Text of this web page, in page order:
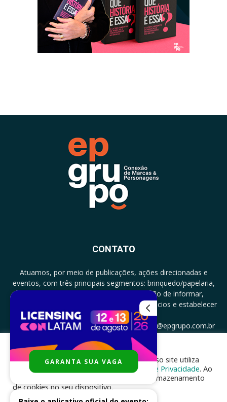
CONTATO
Atuamos, por meio de publicações, ações direcionadas e
eventos, com três principais segmentos: brinquedo/papelaria,
licenciamento e zero a três com a missão de informar,
documentar, proporcionar encontro de negócios e estabelecer
parcerias.
CONTATO: +5511994513097 - atendimento@epgrupo.com.br
SIGA-NOS
Para melhor experiência e navegação, nosso site utiliza
cookies, de acordo com a nossa
Política de Privacidade. Ao
clicar em “aceito”, você concorda com o armazenamento
de cookies no seu dispositivo.
GARANTA SUA VAGA